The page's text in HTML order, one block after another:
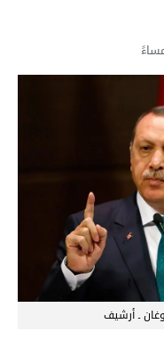
ـ أرشيف